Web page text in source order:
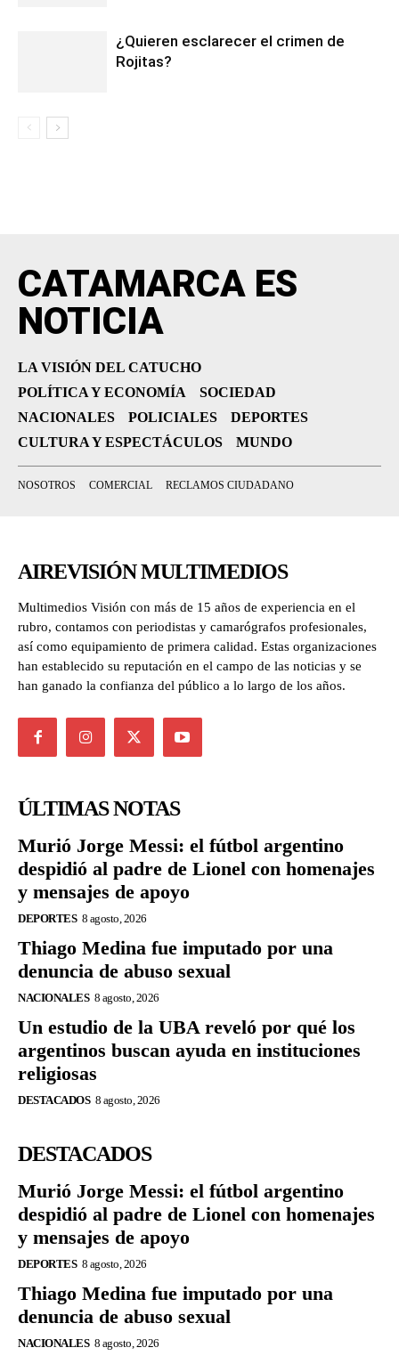
¿Quieren esclarecer el crimen de
Rojitas?
CATAMARCA ES
NOTICIA
LA VISIÓN DEL CATUCHO
POLÍTICA Y ECONOMÍA
SOCIEDAD
NACIONALES
POLICIALES
DEPORTES
CULTURA Y ESPECTÁCULOS
MUNDO
NOSOTROS COMERCIAL RECLAMOS CIUDADANO
AIREVISIÓN MULTIMEDIOS
Multimedios Visión con más de 15 años de experiencia en el
rubro, contamos con periodistas y camarógrafos profesionales,
así como equipamiento de primera calidad. Estas organizaciones
han establecido su reputación en el campo de las noticias y se
han ganado la confianza del público a lo largo de los años.
ÚLTIMAS NOTAS
Murió Jorge Messi: el fútbol argentino
despidió al padre de Lionel con homenajes
y mensajes de apoyo
DEPORTES 8 agosto, 2026
Thiago Medina fue imputado por una
denuncia de abuso sexual
NACIONALES 8 agosto, 2026
Un estudio de la UBA reveló por qué los
argentinos buscan ayuda en instituciones
religiosas
DESTACADOS 8 agosto, 2026
DESTACADOS
Murió Jorge Messi: el fútbol argentino
despidió al padre de Lionel con homenajes
y mensajes de apoyo
DEPORTES 8 agosto, 2026
Thiago Medina fue imputado por una
denuncia de abuso sexual
NACIONALES 8 agosto, 2026